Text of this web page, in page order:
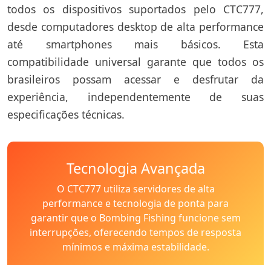
todos os dispositivos suportados pelo CTC777,
desde computadores desktop de alta performance
até smartphones mais básicos. Esta
compatibilidade universal garante que todos os
brasileiros possam acessar e desfrutar da
experiência, independentemente de suas
especificações técnicas.
Tecnologia Avançada
O CTC777 utiliza servidores de alta
performance e tecnologia de ponta para
garantir que o Bombing Fishing funcione sem
interrupções, oferecendo tempos de resposta
mínimos e máxima estabilidade.